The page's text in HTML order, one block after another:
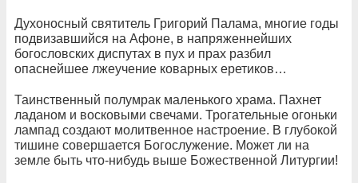
Духоносный святитель Григорий Палама, многие годы
подвизавшийся на Афоне, в напряженнейших
богословских диспутах в пух и прах разбил
опаснейшее лжеучение коварных еретиков…
Таинственный полумрак маленького храма. Пахнет
ладаном и восковыми свечами. Трогательные огоньки
лампад создают молитвенное настроение. В глубокой
тишине совершается Богослужение. Может ли на
земле быть что-нибудь выше Божественной Литургии!